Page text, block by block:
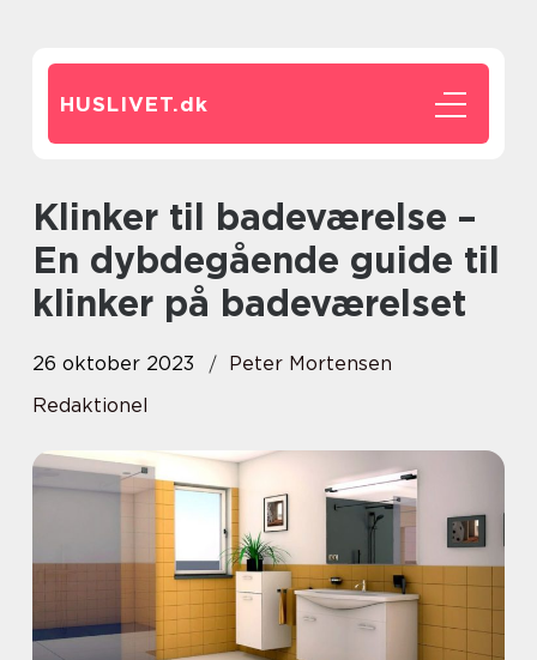
HUSLIVET.dk
Klinker til badeværelse –
En dybdegående guide til
klinker på badeværelset
26 oktober 2023
Peter Mortensen
Redaktionel